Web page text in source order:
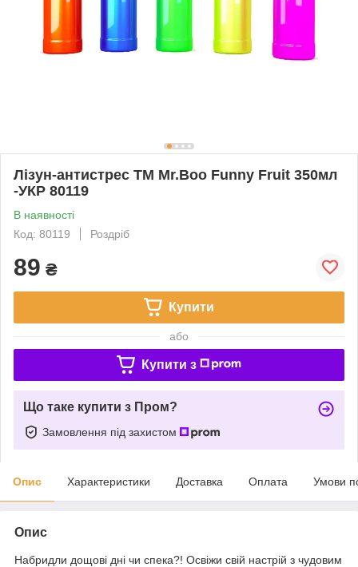
Лізун-антистрес ТМ Mr.Boo Funny Fruit 350мл
-УКР 80119
В наявності
Код: 80119
Роздріб
89 ₴
Купити
або
Купити з
Що таке купити з Пром?
Замовлення під захистом
Опис Характеристики Доставка Оплата Умови
Опис
Набридли дощові дні чи спека?! Освіжи свій настрій з чудовим